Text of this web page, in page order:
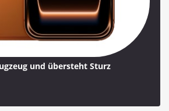
und übersteht Sturz